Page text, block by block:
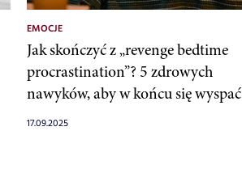
EMOCJE
Jak skończyć z „revenge bedtime
procrastination”? 5 zdrowych
nawyków, aby w końcu się wyspać
17.09.2025